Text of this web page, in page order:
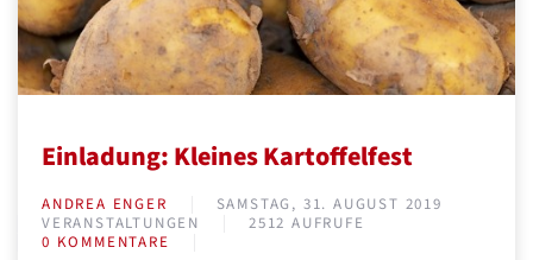
Einladung: Kleines Kartoffelfest
ANDREA ENGER
SAMSTAG, 31. AUGUST 2019
VERANSTALTUNGEN
2512 AUFRUFE
0 KOMMENTARE